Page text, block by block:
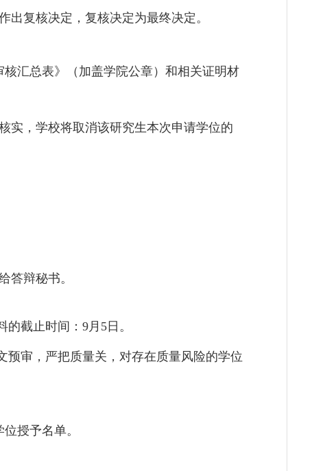
复核决定，复核决定为最终决定。
汇总表》（加盖学院公章）和相关证明材
实，学校将取消该研究生本次申请学位的
答辩秘书。
的截止时间：9 月 5日。
审，严把质量关，对存在质量风险的学位
授予名单。